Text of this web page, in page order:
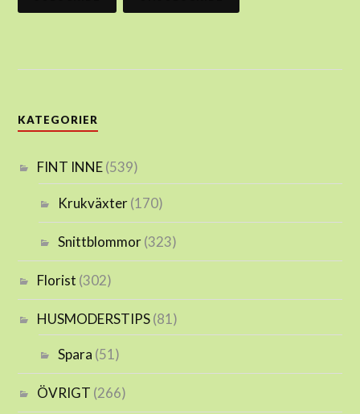
KATEGORIER
FINT INNE(539)
Krukväxter(170)
Snittblommor(323)
Florist (302)
HUSMODERSTIPS(81)
Spara (51)
ÖVRIGT (266)